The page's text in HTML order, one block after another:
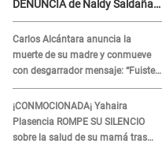
DENUNCIA de Naldy Saldaña
Carlos Alcántara anuncia la
muerte de su madre y conmueve
con desgarrador mensaje: “Fuiste
una gran mujer”
¡CONMOCIONADA¡ Yahaira
Plasencia ROMPE SU SILENCIO
sobre la salud de su mamá tras